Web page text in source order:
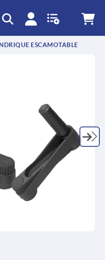
ESCAMOTABLE